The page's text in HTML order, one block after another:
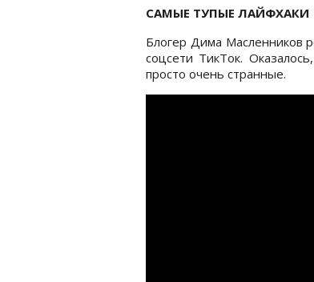
САМЫЕ ТУПЫЕ ЛАЙФХАКИ
Блогер Дима Масленников
соцсети ТикТок.
просто очень странные.